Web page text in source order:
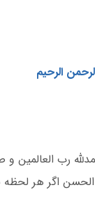
الرحیم
رب العالمین